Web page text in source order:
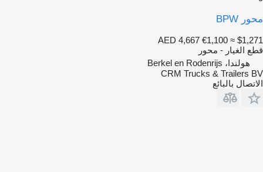
محور BPW
AED 4,667 €1,100 ≈ $1,271
قطع الغيار - محور
هولندا، Berkel en Rodenrijs
CRM Trucks & Trailers BV
الاتصال بالبائع